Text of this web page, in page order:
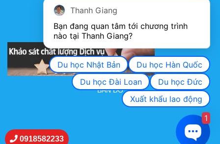
KHẢO SÁT CHẤT LƯỢNG DỊCH VỤ
BẢN ĐỒ
0918582233
Thanh Giang
Bạn đang quan tâm tới chương trình
nào tại Thanh Giang?
Du học Nhật Bản
Du học Hàn Quốc
Du học Đài Loan
Du học Đức
Xuất khẩu lao động
1